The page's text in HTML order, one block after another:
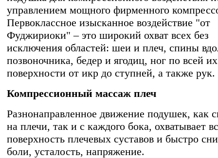
управлением мощного фирменного
Первоклассное изысканное воздействие "от
Фуджириоки" – это широкий охват всех без
исключения областей: шеи и плеч, спины
позвоночника, бедер и ягодиц, ног по всей их
поверхности от икр до ступней, а также рук.
Компрессионный массаж плеч
Разнонаправленное движение подушек, как
на плечи, так и с каждого бока, охватывает
поверхность плечевых суставов и быстро
боли, усталость, напряжение.